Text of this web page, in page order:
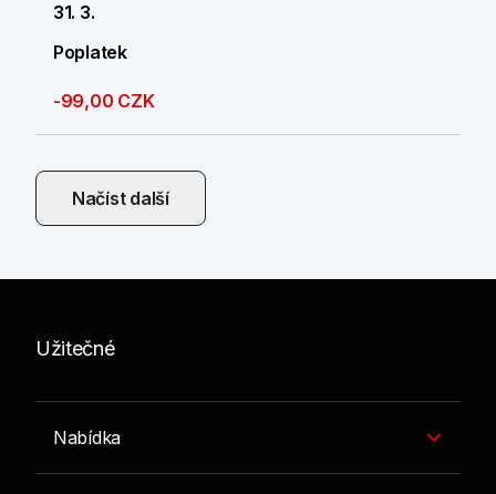
31. 3.
Poplatek
-99,00 CZK
Načíst další
Užitečné
Nabídka